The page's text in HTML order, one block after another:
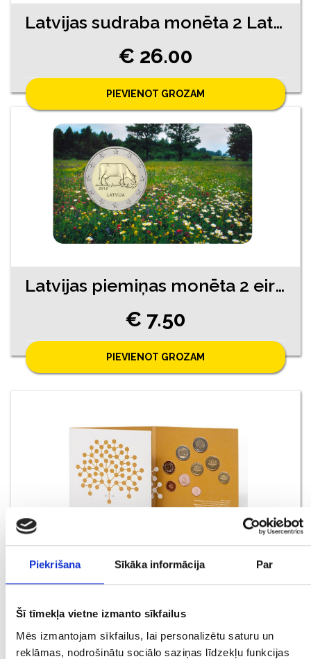
Piekrišana Sīkāka informācija Par
Šī tīmekļa vietne izmanto sīkfailus
Mēs izmantojam sīkfailus, lai personalizētu saturu un
reklāmas, nodrošinātu sociālo saziņas līdzekļu funkcijas
Latvijas sudraba monēta 2 Lati 1925. gads
€ 26.00
PIEVIENOT GROZAM
Latvijas piemiņas monēta 2 eiro Brūna Govs 2016
€ 7.50
PIEVIENOT GROZAM
Latvijas eiro monētu komplekts
€ 25.00
PIEVIENOT GROZAM